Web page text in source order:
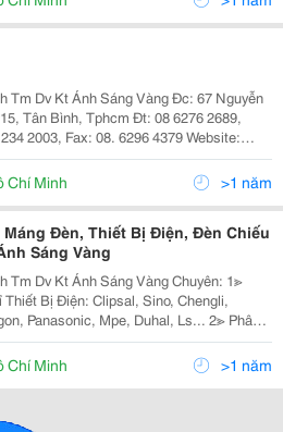
Dv Kt Ánh Sáng Vàng Đc: 67 Nguyễn
Bình, Tphcm Đt: 08 6276 2689,
2003, Fax: 08. 6296 4379 Website:
Email:
Công Ty Ánh Sáng Vàng
Chí Minh >1 năm
Máng Đèn, Thiết Bị Điện, Đèn Chiếu
Sáng Vàng
Tm Dv Kt Ánh Sáng Vàng Chuyên: 1≫
Thiết Bị Điện: Clipsal, Sino, Chengli,
Panasonic, Mpe, Duhal, Ls... 2≫ Phân
Sáng Nội Ngoại Thất: Nét Việt, Euro,
168 Lighting, Kim Lo
Chí Minh >1 năm